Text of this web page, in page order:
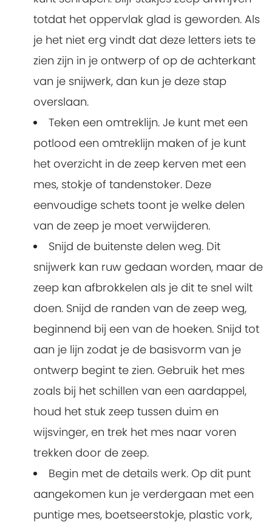
totdat het oppervlak glad is geworden. Als
je het niet erg vindt dat deze letters iets te
zien zijn in je ontwerp of op de achterkant
van je snijwerk, dan kun je deze stap
overslaan.
Teken een omtreklijn. Je kunt met een
potlood een omtreklijn maken of je kunt
het overzicht in de zeep kerven met een
mes, stokje of tandenstoker. Deze
eenvoudige schets toont je welke delen
van de zeep je moet verwijderen.
Snijd de buitenste delen weg. Dit
snijwerk kan ruw gedaan worden, maar de
zeep kan afbrokkelen als je dit te snel wilt
doen. Snijd de randen van de zeep weg,
beginnend bij een van de hoeken. Snijd tot
aan je lijn zodat je de basisvorm van je
ontwerp begint te zien. Gebruik het mes
zoals bij het schillen van een aardappel,
houd het stuk zeep tussen duim en
wijsvinger, en trek het mes naar voren
trekken door de zeep.
Begin met de details werk. Op dit punt
aangekomen kun je verdergaan met een
puntige mes, boetseerstokje, plastic vork,